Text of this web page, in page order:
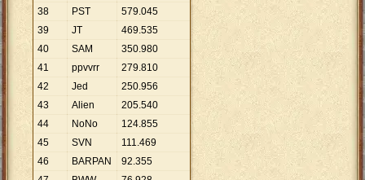
38
PST 579.045
39
JT 469.535
40
SAM 350.980
41
ppvvrr 279.810
42
Jed 250.956
43
Alien 205.540
44
NoNo 124.855
45
SVN 111.469
46
BARPAN 92.355